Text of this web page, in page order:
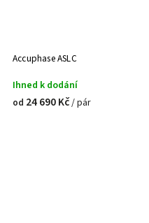
Accuphase ASLC
Ihned k dodání
od 24 690 Kč/ pár